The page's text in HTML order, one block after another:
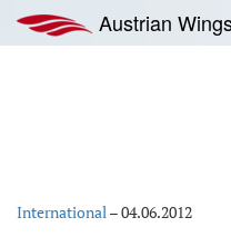
Inhalt
springen
Austrian
International–04.06.2012